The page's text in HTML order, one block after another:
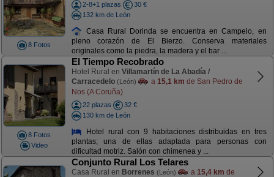
8 Fotos
2-8+1 plazas
30 €
132 km de León
Casa Rural Dorinda se encuentra en Campelo, en
pleno corazón de El Bierzo. Conserva materiales
originales como la piedra, la madera y el bar ...
8 Fotos
Video
El Tiempo Recobrado
Hotel Rural en Villamartín de La Abadía /
Carracedelo (León) a 15,1 km de San Pedro de
Nos (A Coruña)
22 plazas
32 €
130 km de León
Hotel rural con 9 habitaciones distribuidas en tres
plantas; una de ellas adaptada para personas con
dificultad motriz. Salón con chimenea y ...
Conjunto Rural Los Telares
Casa Rural en Borrenes (León) a 15,4 km de